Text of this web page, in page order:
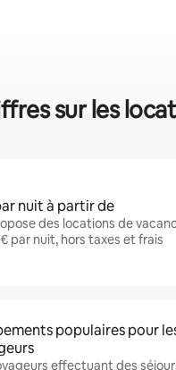
sur les
nuit à partir de
des locations de
par nuit, hors taxes et frais
populaires pour
effectuant des